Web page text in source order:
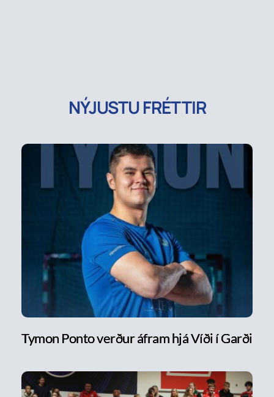
NÝJUSTU FRÉTTIR
Tymon Ponto verður áfram hjá Víði í Garði